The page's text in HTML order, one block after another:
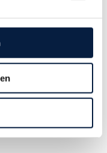
- keine